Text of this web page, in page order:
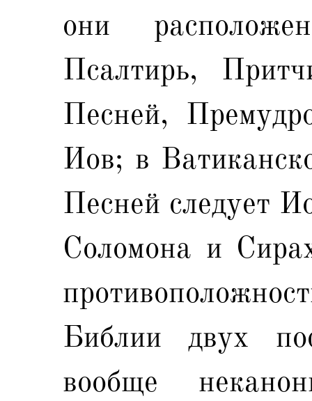
они
Псалтирь,
Песней,
Иов; в
Песней следует
Соломона и
Библии двух
вообще